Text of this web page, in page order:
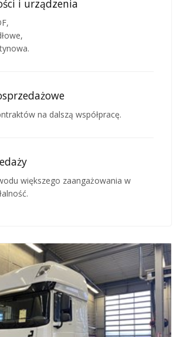
i urządzenia
na dalszą współpracę.
większego zaangażowania w